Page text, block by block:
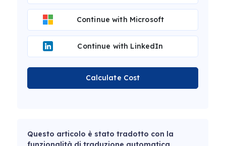
Continue with Microsoft
Continue with LinkedIn
Calculate Cost
Questo articolo è stato tradotto con la